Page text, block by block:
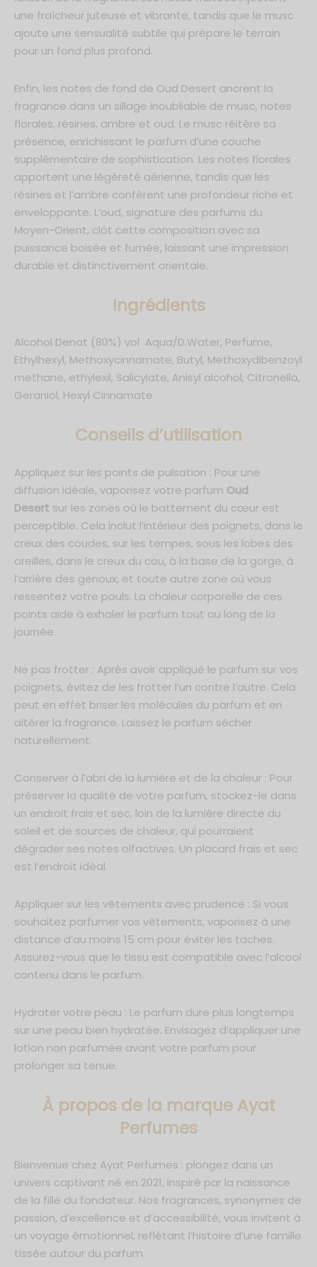
une fraîcheur juteuse et vibrante, tandis que le musc
ajoute une sensualité subtile qui prépare le terrain
pour un fond plus profond.
Enfin, les notes de fond de Oud Desert ancrent la
fragrance dans un sillage inoubliable de musc, notes
florales, résines, ambre et oud. Le musc réitère sa
présence, enrichissant le parfum d’une couche
supplémentaire de sophistication. Les notes florales
apportent une légèreté aérienne, tandis que les
résines et l’ambre confèrent une profondeur riche et
enveloppante. L’oud, signature des parfums du
Moyen-Orient, clôt cette composition avec sa
puissance boisée et fumée, laissant une impression
durable et distinctivement orientale.
Ingrédients
Alcohol Denat (80%) vol Aqua/D.Water, Perfume,
Ethylhexyl, Methoxycinnamate, Butyl, Methoxydibenzoyl
methane, ethylexil, Salicylate, Anisyl alcohol, Citronella,
Geraniol, Hexyl Cinnamate
Conseils d’utilisation
Appliquez sur les points de pulsation : Pour une
diffusion idéale, vaporisez votre parfum Oud
Desert sur les zones où le battement du cœur est
perceptible. Cela inclut l’intérieur des poignets, dans le
creux des coudes, sur les tempes, sous les lobes des
oreilles, dans le creux du cou, à la base de la gorge, à
l’arrière des genoux, et toute autre zone où vous
ressentez votre pouls. La chaleur corporelle de ces
points aide à exhaler le parfum tout au long de la
journée.
Ne pas frotter : Après avoir appliqué le parfum sur vos
poignets, évitez de les frotter l’un contre l’autre. Cela
peut en effet briser les molécules du parfum et en
altérer la fragrance. Laissez le parfum sécher
naturellement.
Conserver à l’abri de la lumière et de la chaleur : Pour
préserver la qualité de votre parfum, stockez-le dans
un endroit frais et sec, loin de la lumière directe du
soleil et de sources de chaleur, qui pourraient
dégrader ses notes olfactives. Un placard frais et sec
est l’endroit idéal.
Appliquer sur les vêtements avec prudence : Si vous
souhaitez parfumer vos vêtements, vaporisez à une
distance d’au moins 15 cm pour éviter les taches.
Assurez-vous que le tissu est compatible avec l’alcool
contenu dans le parfum.
Hydrater votre peau : Le parfum dure plus longtemps
sur une peau bien hydratée. Envisagez d’appliquer une
lotion non parfumée avant votre parfum pour
prolonger sa tenue.
À propos de la marque Ayat
Perfumes
Bienvenue chez Ayat Perfumes : plongez dans un
univers captivant né en 2021, inspiré par la naissance
de la fille du fondateur. Nos fragrances, synonymes de
passion, d’excellence et d’accessibilité, vous invitent à
un voyage émotionnel, reflétant l’histoire d’une famille
tissée autour du parfum.